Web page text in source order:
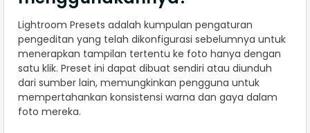
Lightroom Presets adalah kumpulan pengaturan
pengeditan yang telah dikonfigurasi sebelumnya untuk
menerapkan tampilan tertentu ke foto hanya dengan
satu klik. Preset ini dapat dibuat sendiri atau diunduh
dari sumber lain, memungkinkan pengguna untuk
mempertahankan konsistensi warna dan gaya dalam
foto mereka.